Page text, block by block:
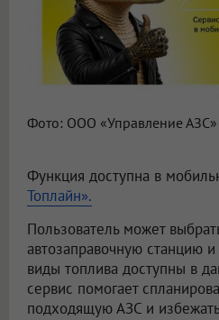
Фото: ООО «Управление АЗС»
Функция доступна в
Топлайн».
Пользователь может
автозаправочную станцию и
виды топлива доступны в
сервис помогает
подходящую АЗС и